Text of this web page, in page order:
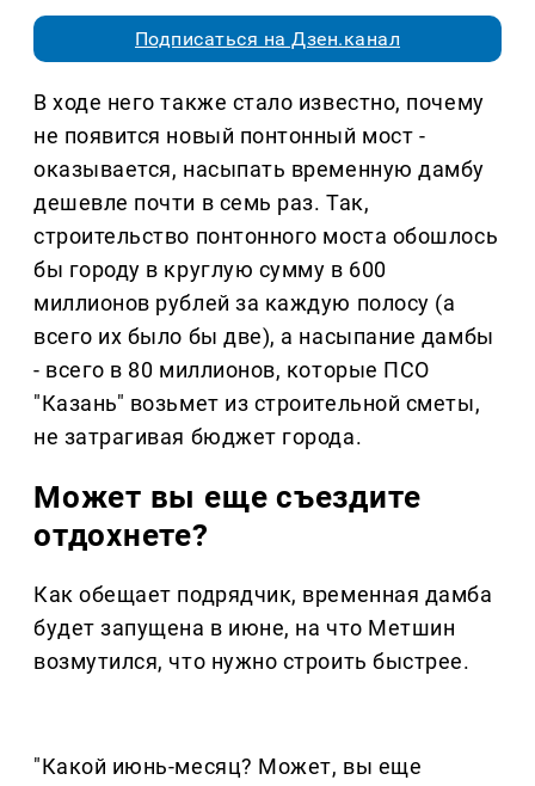
Подписаться на Дзен.канал
В ходе него также стало известно, почему
не появится новый понтонный мост -
оказывается, насыпать временную дамбу
дешевле почти в семь раз. Так,
строительство понтонного моста обошлось
бы городу в круглую сумму в 600
миллионов рублей за каждую полосу (а
всего их было бы две), а насыпание дамбы
- всего в 80 миллионов, которые ПСО
"Казань" возьмет из строительной сметы,
не затрагивая бюджет города.
Может вы еще съездите
отдохнете?
Как обещает подрядчик, временная дамба
будет запущена в июне, на что Метшин
возмутился, что нужно строить быстрее.
"Какой июнь-месяц? Может, вы еще